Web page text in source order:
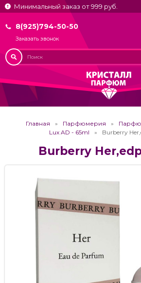
Минимальный заказ от 999 руб.
8(925)794-50-50
Заказать звонок
Главная Парфюмерия
Lux AD - 65ml
Burberry
Burberry